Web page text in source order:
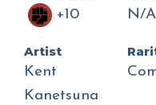
+10
N/A
Artist
Kent
Kanetsuna